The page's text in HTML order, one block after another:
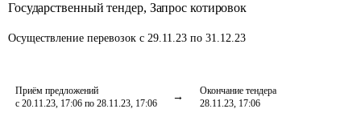
Государственный тендер, Запрос котировок
Осуществление перевозок с 29.11.23 по 31.12.23
Приём предложений
с 20.11.23, 17:06 по 28.11.23, 17:06
Окончание тендера
28.11.23, 17:06